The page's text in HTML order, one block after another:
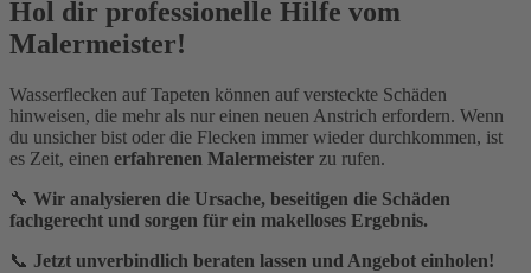
Hol dir professionelle Hilfe vom
Malermeister!
Wasserflecken auf Tapeten können auf versteckte Schäden
hinweisen, die mehr als nur einen neuen Anstrich erfordern. Wenn
du unsicher bist oder die Flecken immer wieder durchkommen, ist
es Zeit, einen erfahrenen Malermeister zu rufen.
🔧 Wir analysieren die Ursache, beseitigen die Schäden
fachgerecht und sorgen für ein makelloses Ergebnis.
📞 Jetzt unverbindlich beraten lassen und Angebot einholen!